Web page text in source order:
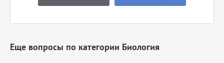
Еще вопросы по категории Биология